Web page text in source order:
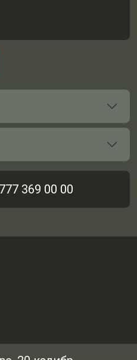
369 00 00